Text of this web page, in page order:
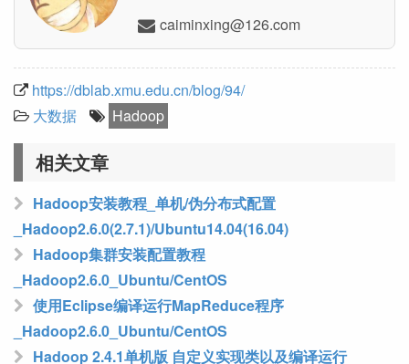
moc.621@gnixnimiac
https://dblab.xmu.edu.cn/blog/94/
大数据
Hadoop
相关文章
Hadoop安装教程_单机/伪分布式配置
_Hadoop2.6.0(2.7.1)/Ubuntu14.04(16.04)
Hadoop集群安装配置教程
_Hadoop2.6.0_Ubuntu/CentOS
使用Eclipse编译运行MapReduce程序
_Hadoop2.6.0_Ubuntu/CentOS
Hadoop 2.4.1单机版 自定义实现类以及编译运行